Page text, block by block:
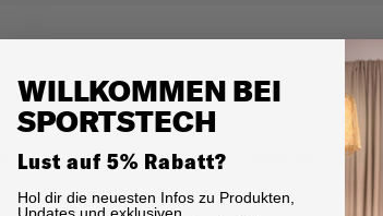
einzurichten und zu bedienen.
WILLKOMMEN BEI
SPORTSTECH
Lust auf 5% Rabatt?
Hol dir die neuesten Infos zu Produkten,
Updates und exklusiven